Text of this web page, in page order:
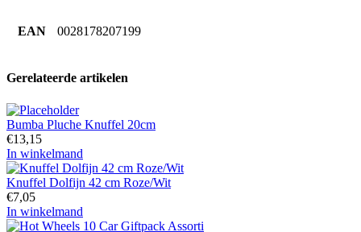
EAN 0028178207199
Gerelateerde artikelen
Bumba Pluche Knuffel 20cm
€13,15
In winkelmand
Knuffel Dolfijn 42 cm Roze/Wit
€7,05
In winkelmand